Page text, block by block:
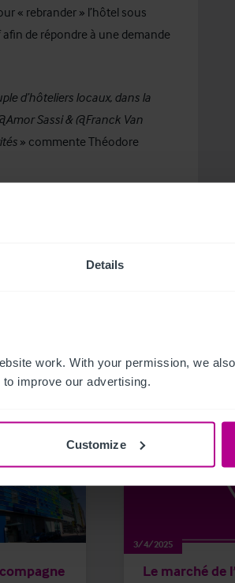
Details
work. With your permission, we
improve our advertising.
Customize
« rebrander » l’hôtel sous
de répondre à une demande
d’hôteliers locaux, dans la
Sassi & @Franck Van
» commente Théodore
3/4/2025
Le marché de